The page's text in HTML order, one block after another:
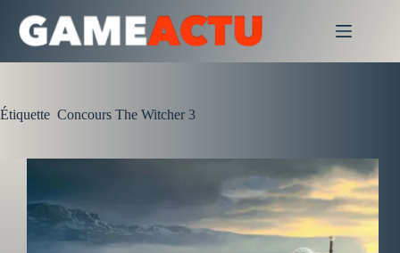
contenu
Étiquette Concours The Witcher 3